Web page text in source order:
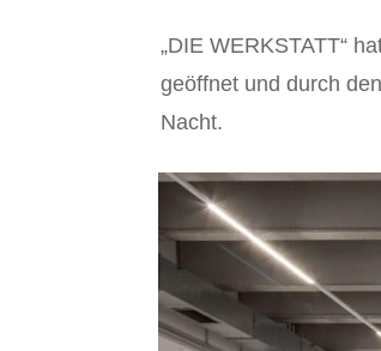
„DIE WERKSTATT“
geöffnet und durch
Nacht.